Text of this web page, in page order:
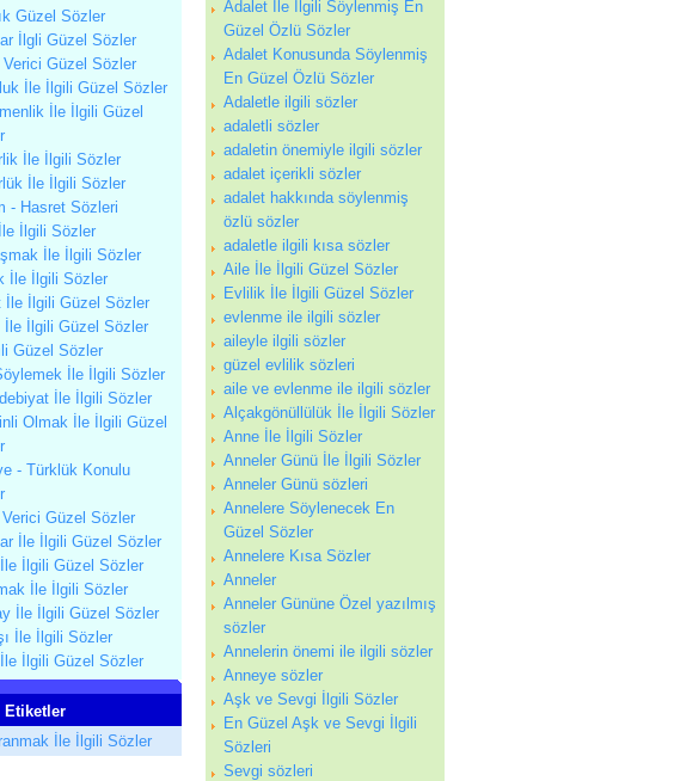
Güzel Sözler
İlgli Güzel Sözler
Verici Güzel Sözler
İle İlgili Güzel Sözler
İle İlgili Güzel
İle İlgili Sözler
İle İlgili Sözler
- Hasret Sözleri
İlgili Sözler
İle İlgili Sözler
İle İlgili Sözler
İle İlgili Güzel Sözler
İle İlgili Güzel Sözler
Güzel Sözler
İle İlgili Sözler
İle İlgili Sözler
Olmak İle İlgili Güzel
- Türklük Konulu
Güzel Sözler
İle İlgili Güzel Sözler
İlgili Güzel Sözler
İle İlgili Sözler
İle İlgili Güzel Sözler
İle İlgili Sözler
İlgili Güzel Sözler
Etiketler
İle İlgili Sözler
Adalet İle İlgili Söylenmiş En
Güzel Özlü Sözler
Adalet Konusunda Söylenmiş
En Güzel Özlü Sözler
Adaletle ilgili sözler
adaletli sözler
adaletin önemiyle ilgili sözler
adalet içerikli sözler
adalet hakkında söylenmiş
özlü sözler
adaletle ilgili kısa sözler
Aile İle İlgili Güzel Sözler
Evlilik İle İlgili Güzel Sözler
evlenme ile ilgili sözler
aileyle ilgili sözler
güzel evlilik sözleri
aile ve evlenme ile ilgili sözler
Alçakgönüllülük İle İlgili Sözler
Anne İle İlgili Sözler
Anneler Günü İle İlgili Sözler
Anneler Günü sözleri
Annelere Söylenecek En
Güzel Sözler
Annelere Kısa Sözler
Anneler
Anneler Gününe Özel yazılmış
sözler
Annelerin önemi ile ilgili sözler
Anneye sözler
Aşk ve Sevgi İlgili Sözler
En Güzel Aşk ve Sevgi İlgili
Sözleri
Sevgi sözleri